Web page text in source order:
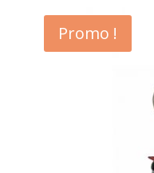
Promo !